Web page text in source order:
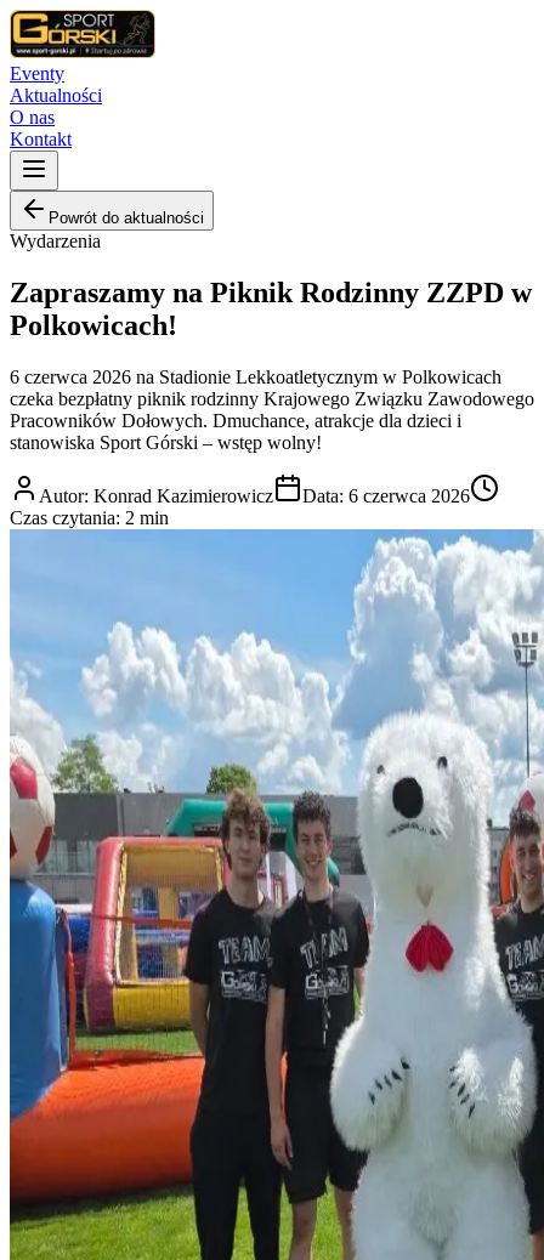
Eventy
Aktualności
O nas
Kontakt
Powrót do aktualności
Wydarzenia
Zapraszamy na Piknik Rodzinny ZZPD w
Polkowicach!
6 czerwca 2026 na Stadionie Lekkoatletycznym w Polkowicach
czeka bezpłatny piknik rodzinny Krajowego Związku Zawodowego
Pracowników Dołowych. Dmuchance, atrakcje dla dzieci i
stanowiska Sport Górski – wstęp wolny!
Autor: Konrad Kazimierowicz Data: 6 czerwca 2026
Czas czytania: 2 min